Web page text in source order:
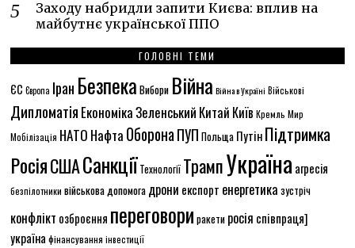
Заходу набридли запити Києва: вплив на
майбутнє української ППО
ГОЛОВНІ ТЕМИ
ЄС Європа Іран Безпека Вибори Війна Війна в Україні Військові
Дипломатія ЕкономікаЗеленський Китай Київ Кремль Мир
Мобілізація НАТО Нафта ОборонаПУП Польща ПутінПідтримка
РосіяСШАСанкціїТехнологіїТрампУкраїна агресія
безпілотники військова допомога дрони експорт енергетика зустріч
конфлікт озброєння переговори ракети росія співпраця]
україна фінансування інвестиції